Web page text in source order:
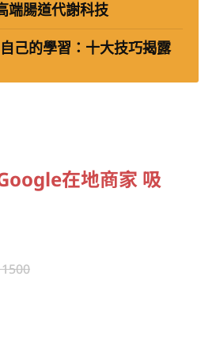
端腸道代謝科技
己的學習：十大技巧揭露